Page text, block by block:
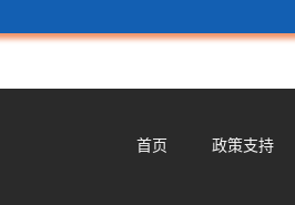
首页 政策支持